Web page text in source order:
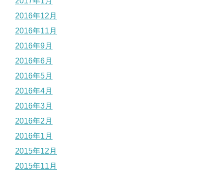
2016年12月
2016年11月
2016年9月
2016年6月
2016年5月
2016年4月
2016年3月
2016年2月
2016年1月
2015年12月
2015年11月